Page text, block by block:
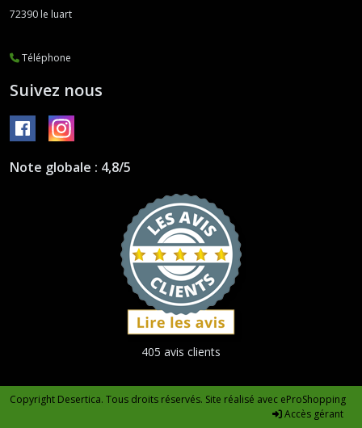
72390 le luart
Téléphone
Suivez nous
Note globale : 4,8/5
405 avis clients
Copyright Desertica. Tous droits réservés. Site réalisé avec eProShopping
Accès gérant